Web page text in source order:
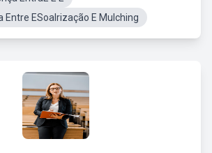
Entre ESoalrização E Mulching